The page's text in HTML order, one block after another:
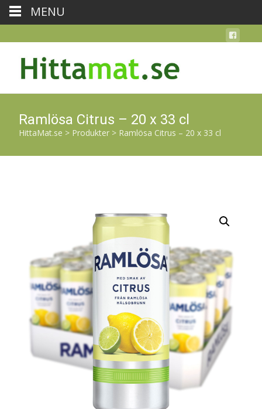
Ramlösa Citrus – 20 x 33 cl
HittaMat.se > Produkter > Ramlösa Citrus – 20 x 33 cl
MENU